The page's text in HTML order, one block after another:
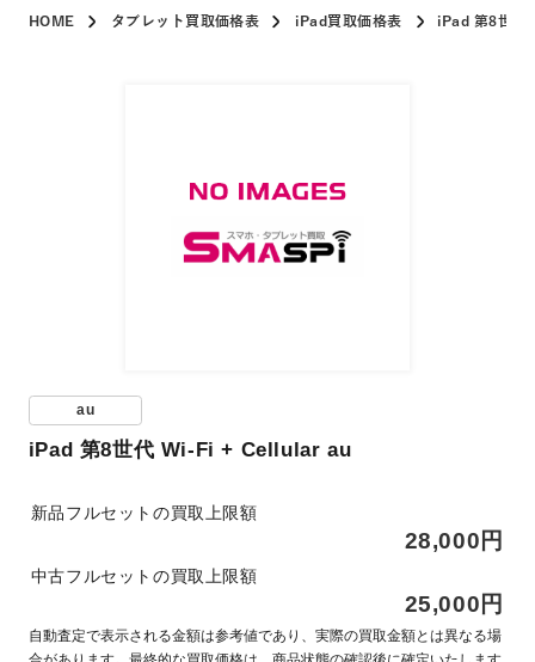
HOME タブレット買取価格表 iPad買取価格表 iPad 第8世代
au
iPad 第8世代 Wi-Fi + Cellular au
新品フルセットの買取上限額
28,000円
中古フルセットの買取上限額
25,000円
自動査定で表示される金額は参考値であり、実際の買取金額とは異なる場